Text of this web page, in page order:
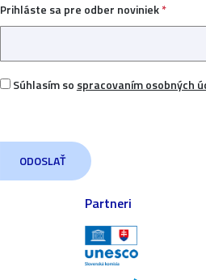
Prihláste sa pre odber noviniek*
Súhlasím so spracovaním osobných
Partneri